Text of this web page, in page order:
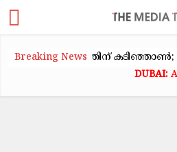
Breaking News കടിഞ്ഞാൺ;